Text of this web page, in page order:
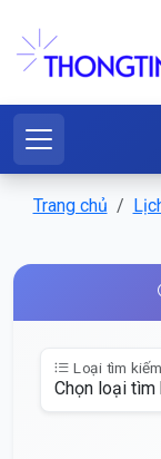
Trang chủ
Loại tìm kiếm